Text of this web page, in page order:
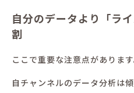
自分のデータより「ラ
割
ここで重要な注意点があります
自チャンネルのデータ分析は